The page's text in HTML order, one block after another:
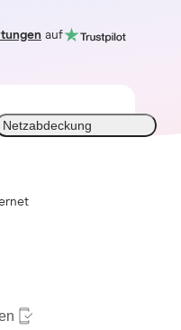
auf
Netzabdeckung